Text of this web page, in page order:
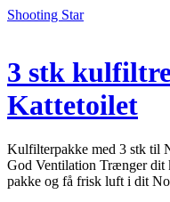
Shooting Star
3 stk
Kattetoilet
Kulfilterpakke med 3 stk til
God Ventilation Trænger
pakke og få frisk luft i dit